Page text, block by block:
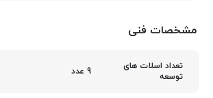
مشخصات فنی
تعداد اسلات های
توسعه
9 عدد